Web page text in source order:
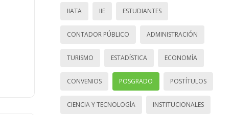
IIATA IIE ESTUDIANTES
CONTADOR PÚBLICO ADMINISTRACIÓN
TURISMO ESTADÍSTICA ECONOMÍA
CONVENIOS POSGRADO POSTÍTULOS
CIENCIA Y TECNOLOGÍA INSTITUCIONALES